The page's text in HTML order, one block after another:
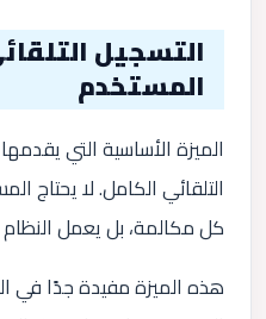
التسجيل
المستخدم
الميزة الأساسية التي
التلقائي الكامل. لا يحتاج
كل مكالمة، بل يعمل
هذه الميزة مفيدة جدًا في